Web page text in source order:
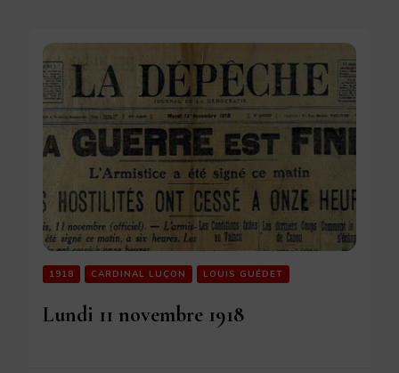
1918 CARDINAL LUÇON LOUIS GUÉDET
Lundi 11 novembre 1918